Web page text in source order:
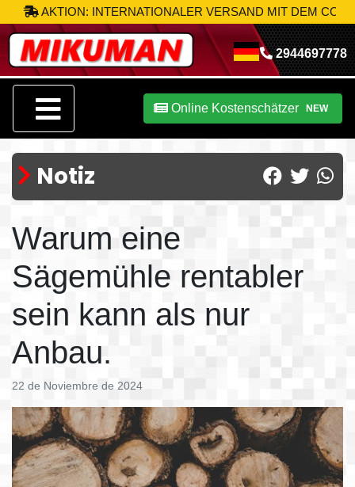
AKTION: INTERNATIONALER VERSAND MIT DEM CODEMIK-
2944697778
Online Kostenschätzer NEW
Notiz
Warum eine
Sägemühle rentabler
sein kann als nur
Anbau.
22 de Noviembre de 2024